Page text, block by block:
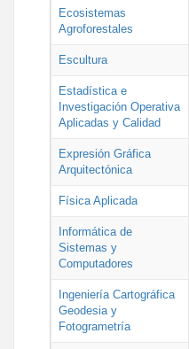
Ecosistemas
Agroforestales
Escultura
Estadística e
Investigación Operativa
Aplicadas y Calidad
Expresión Gráfica
Arquitectónica
Física Aplicada
Informática de
Sistemas y
Computadores
Ingeniería Cartográfica
Geodesia y
Fotogrametría